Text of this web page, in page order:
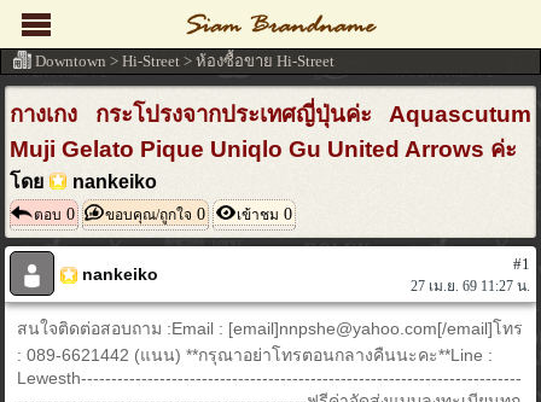
กางเกง กระโปรงจากประเทศญี่ปุ่นค่ะ Aquascutum
Muji Gelato Pique Uniqlo Gu United Arrows ค่ะ
โดย nankeiko
ตอบ 0 ขอบคุณ/ถูกใจ 0 เข้าชม 0
nankeiko
#1
27 เม.ย. 69 11:27 น.
สนใจติดต่อสอบถาม :Email : [email]nnpshe@yahoo.com[/email]โทร
: 089-6621442 (แนน) **กรุณาอย่าโทรตอนกลางคืนนะคะ**Line :
Lewesth-------------------------------------------------------------------------
Downtown > Hi-Street > ห้องซื้อขาย Hi-Street